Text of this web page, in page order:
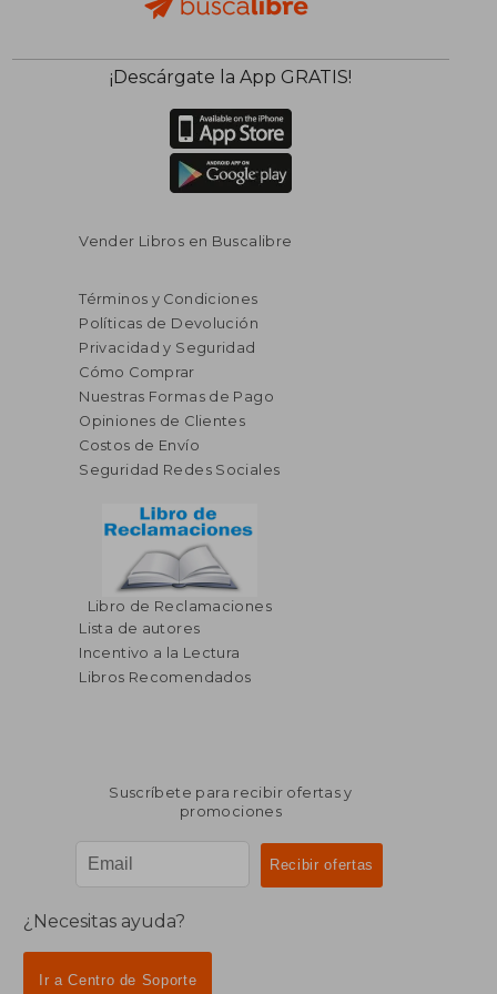
¡Descárgate la App GRATIS!
Vender Libros en Buscalibre
Términos y Condiciones
Políticas de Devolución
Privacidad y Seguridad
Cómo Comprar
Nuestras Formas de Pago
Opiniones de Clientes
Costos de Envío
Seguridad Redes Sociales
Libro de Reclamaciones
Lista de autores
Incentivo a la Lectura
Libros Recomendados
Suscríbete para recibir ofertas y
promociones
¿Necesitas ayuda?
Ir a Centro de Soporte